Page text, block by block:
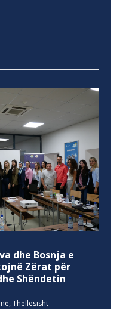
dhe Bosnja e
Zërat për
Shëndetin
, Thellesisht